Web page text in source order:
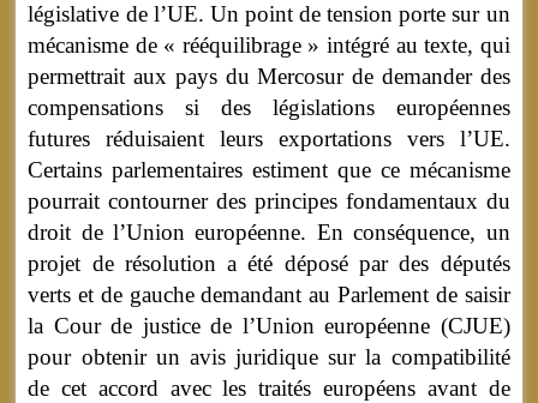
législative de l’UE. Un point de tension porte sur un
mécanisme de « rééquilibrage » intégré au texte, qui
permettrait aux pays du Mercosur de demander des
compensations si des législations européennes
futures réduisaient leurs exportations vers l’UE.
Certains parlementaires estiment que ce mécanisme
pourrait contourner des principes fondamentaux du
droit de l’Union européenne. En conséquence, un
projet de résolution a été déposé par des députés
verts et de gauche demandant au Parlement de saisir
la Cour de justice de l’Union européenne (CJUE)
pour obtenir un avis juridique sur la compatibilité
de cet accord avec les traités européens avant de